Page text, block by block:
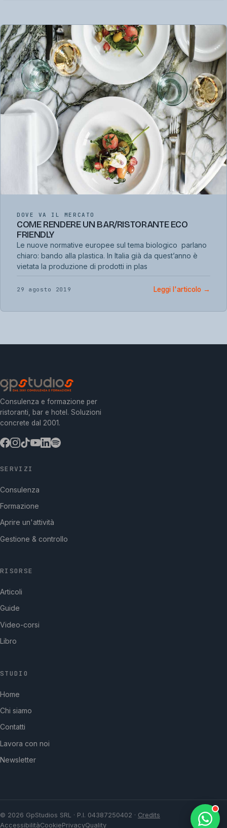
DOVE VA IL MERCATO
COME RENDERE UN BAR/RISTORANTE ECO
FRIENDLY
Le nuove normative europee sul tema biologico parlano
chiaro: bando alla plastica. In Italia già da quest’anno è
vietata la produzione di prodotti in plas
29 agosto 2019 Leggi l'articolo →
Consulenza e formazione per
ristoranti, bar e hotel. Soluzioni
concrete dal 2001.
SERVIZI
Consulenza
Formazione
Aprire un'attività
Gestione & controllo
RISORSE
Articoli
Guide
Video-corsi
Libro
STUDIO
Home
Chi siamo
Contatti
Lavora con noi
Newsletter
© 2026 GpStudios SRL · P.I. 04387250402 · Credits
AccessibilitàCookiePrivacyQuality